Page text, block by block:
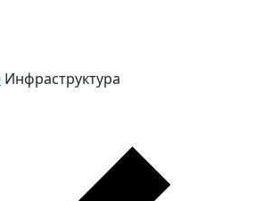
Инфраструктура